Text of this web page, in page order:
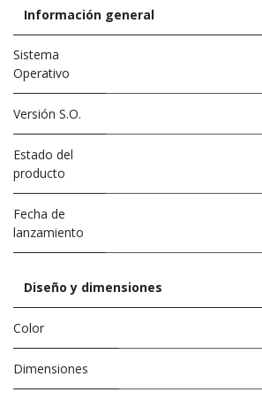
Información general
Sistema
Operativo
Versión S.O.
Estado del
producto
Fecha de
lanzamiento
Diseño y dimensiones
Color
Dimensiones